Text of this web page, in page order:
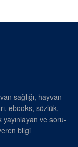
sağlığı, hayvan
ebooks, sözlük,
yayınlayan ve soru-
bilgi